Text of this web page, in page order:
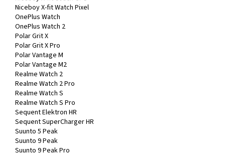
Niceboy X-fit Watch Pixel
OnePlus Watch
OnePlus Watch 2
Polar Grit X
Polar Grit X Pro
Polar Vantage M
Polar Vantage M2
Realme Watch 2
Realme Watch 2 Pro
Realme Watch S
Realme Watch S Pro
Sequent Elektron HR
Sequent SuperCharger HR
Suunto 5 Peak
Suunto 9 Peak
Suunto 9 Peak Pro